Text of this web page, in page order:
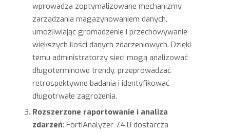
wprowadza zoptymalizowane mechanizmy
zarządzania magazynowaniem danych,
umożliwiając gromadzenie i przechowywanie
większych ilości danych zdarzeniowych. Dzięki
temu administratorzy sieci mogą analizować
długoterminowe trendy, przeprowadzać
retrospektywne badania i identyfikować
długotrwałe zagrożenia.
Rozszerzone raportowanie i analiza
zdarzeń: FortiAnalyzer 7.4.0 dostarcza